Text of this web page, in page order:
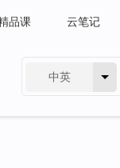
品课 云笔记
中英